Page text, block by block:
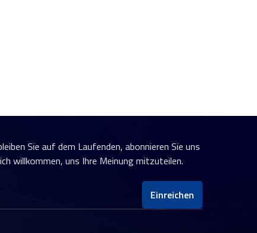
Sie auf dem Laufenden, abonnieren Sie uns
willkommen, uns Ihre Meinung mitzuteilen.
Einreichen